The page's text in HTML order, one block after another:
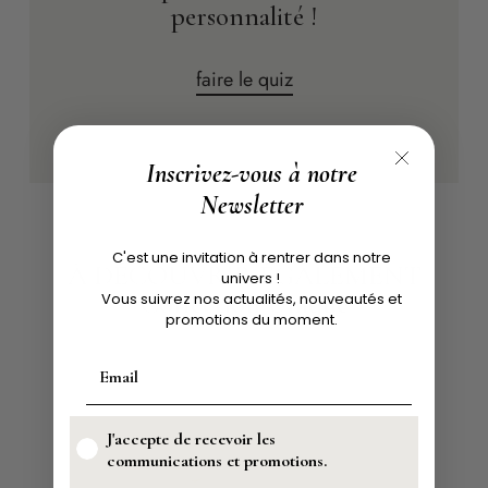
personnalité !
faire le quiz
À DÉCOUVRIR ÉGALEMENT
Collection Unique
Inscrivez-vous à notre
Newsletter
C'est une invitation à rentrer dans notre
univers !
Vous suivrez nos actualités, nouveautés et
promotions du moment.
J'accepte de recevoir les
communications et promotions.